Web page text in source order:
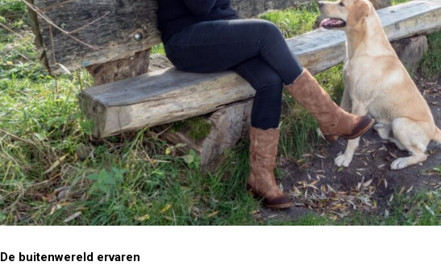
De buitenwereld ervaren